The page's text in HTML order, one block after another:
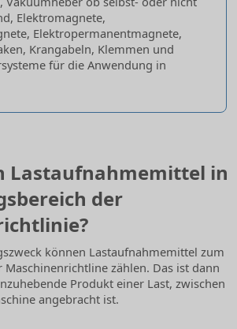
Elektromagnete,
Elektropermanentmagnete,
Krangabeln, Klemmen und
für die Anwendung in
Lastaufnahmemittel in
der
können Lastaufnahmemittel zum
Maschinenrichtline zählen. Das ist dann
Produkt einer Last, zwischen
angebracht ist.